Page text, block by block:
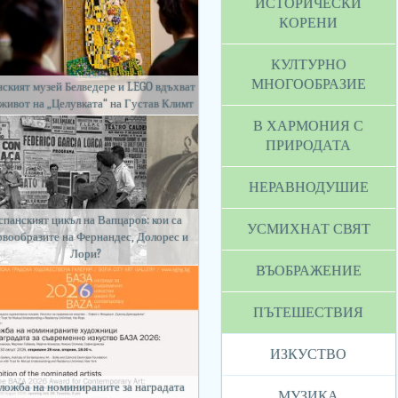
ИСТОРИЧЕСКИ
КОРЕНИ
КУЛТУРНО
МНОГООБРАЗИЕ
В ХАРМОНИЯ С
ПРИРОДАТА
НЕРАВНОДУШИЕ
УСМИХНАТ СВЯТ
ВЪОБРАЖЕНИЕ
ПЪТЕШЕСТВИЯ
ИЗКУСТВО
музей Белведере и LEGO вдъхват
на „Целувката“ на Густав Климт
цикъл на Вапцаров: кои са
на Фернандес, Долорес и
Лори?
на номинираните за наградата